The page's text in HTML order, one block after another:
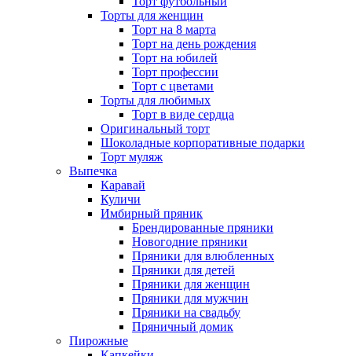
Торты для женщин
Торт на 8 марта
Торт на день рождения
Торт на юбилей
Торт профессии
Торт с цветами
Торты для любимых
Торт в виде сердца
Оригинальный торт
Шоколадные корпоративные подарки
Торт муляж
Выпечка
Каравай
Куличи
Имбирный пряник
Брендированные пряники
Новогодние пряники
Пряники для влюбленных
Пряники для детей
Пряники для женщин
Пряники для мужчин
Пряники на свадьбу
Пряничный домик
Пирожные